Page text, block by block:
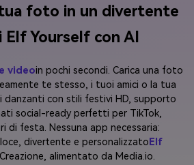
foto in un divertente
Yourself con AI
videoin pochi secondi. Carica una foto
te stesso, i tuoi amici o la tua
danzanti con stili festivi HD, supporto
social-ready perfetti per TikTok,
di festa. Nessuna app necessaria:
divertente e personalizzato Elf
Creazione, alimentato da Media.io.